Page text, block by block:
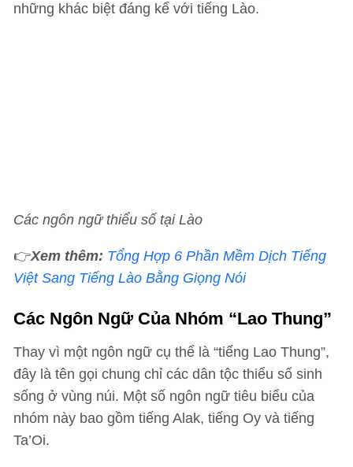
những khác biệt đáng kể với tiếng Lào.
Các ngôn ngữ thiểu số tại Lào
👉Xem thêm: Tổng Hợp 6 Phần Mềm Dịch Tiếng
Việt Sang Tiếng Lào Bằng Giọng Nói
Các Ngôn Ngữ Của Nhóm “Lao Thung”
Thay vì một ngôn ngữ cụ thể là “tiếng Lao Thung”,
đây là tên gọi chung chỉ các dân tộc thiểu số sinh
sống ở vùng núi. Một số ngôn ngữ tiêu biểu của
nhóm này bao gồm tiếng Alak, tiếng Oy và tiếng
Ta’Oi.